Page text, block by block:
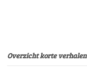
Overzicht korte verhalen